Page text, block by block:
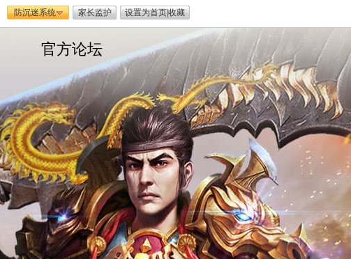
官方论坛
防沉迷系统 家长监护 设置为首页|收藏